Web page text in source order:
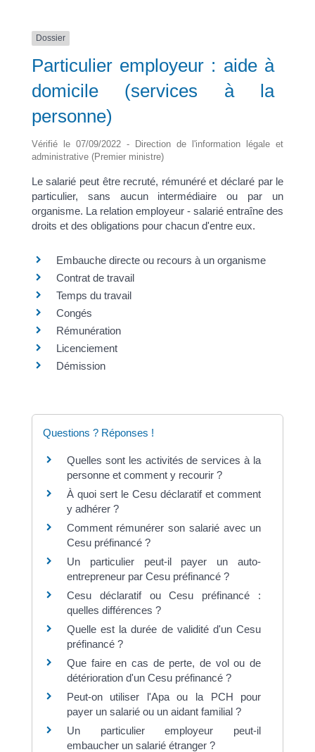
Dossier
Particulier employeur : aide à
domicile (services à la
personne)
Vérifié le 07/09/2022 - Direction de l'information légale et
administrative (Premier ministre)
Le salarié peut être recruté, rémunéré et déclaré par le
particulier, sans aucun intermédiaire ou par un
organisme. La relation employeur - salarié entraîne des
droits et des obligations pour chacun d'entre eux.
Embauche directe ou recours à un organisme
Contrat de travail
Temps du travail
Congés
Rémunération
Licenciement
Démission
Questions ? Réponses !
Quelles sont les activités de services à la
personne et comment y recourir ?
À quoi sert le Cesu déclaratif et comment
y adhérer ?
Comment rémunérer son salarié avec un
Cesu préfinancé ?
Un particulier peut-il payer un auto-
entrepreneur par Cesu préfinancé ?
Cesu déclaratif ou Cesu préfinancé :
quelles différences ?
Quelle est la durée de validité d'un Cesu
préfinancé ?
Que faire en cas de perte, de vol ou de
détérioration d'un Cesu préfinancé ?
Peut-on utiliser l'Apa ou la PCH pour
payer un salarié ou un aidant familial ?
Un particulier employeur peut-il
embaucher un salarié étranger ?